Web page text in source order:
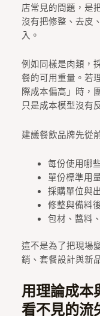
店常見的問題，是
沒有把修整、去皮
入。
例如同樣是肉類，
餐的可用重量。若
際成本偏高」時，
只是成本模型沒有
建議餐飲品牌先從
每份使用哪
單份標準用
採購單位與
修整與備料
包材、醬料
這不是為了把現場
銷、套餐設計與新
用理論成本
看不見的流